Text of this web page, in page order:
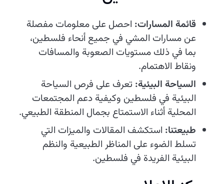
قائمة المسارات: احصل على معلومات مفصلة
عن مسارات المشي في جميع أنحاء فلسطين،
بما في ذلك مستويات الصعوبة والمسافات
ونقاط الاهتمام.
السياحة البيئية: تعرف على فرص السياحة
البيئية في فلسطين وكيفية دعم المجتمعات
المحلية أثناء الاستمتاع بجمال المنطقة الطبيعي.
طبيعتنا: استكشف المقالات والميزات التي
تسلط الضوء على المناظر الطبيعية والنظم
البيئية الفريدة في فلسطين.